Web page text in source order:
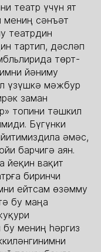
театр үчүн ят
мениң сәнъәт
театрдин
тартип, дәсләп
төрт-
йәниму
үзүшкә мәжбур
заман
топини тәшкил
Бүгүнки
әмәс,
барчигә аян.
йеқин вақит
биринчи
ейтсам өзәмму
бу маңа
мениң һәргиз